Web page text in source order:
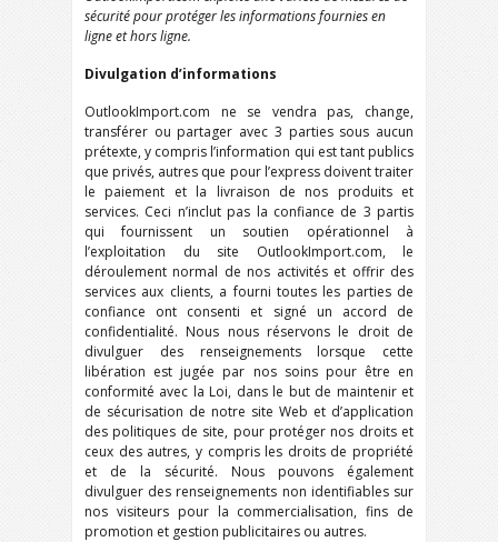
sécurité pour protéger les informations fournies en
ligne et hors ligne.
Divulgation d’informations
OutlookImport.com ne se vendra pas, change,
transférer ou partager avec 3 parties sous aucun
prétexte, y compris l’information qui est tant publics
que privés, autres que pour l’express doivent traiter
le paiement et la livraison de nos produits et
services. Ceci n’inclut pas la confiance de 3 partis
qui fournissent un soutien opérationnel à
l’exploitation du site OutlookImport.com, le
déroulement normal de nos activités et offrir des
services aux clients, a fourni toutes les parties de
confiance ont consenti et signé un accord de
confidentialité. Nous nous réservons le droit de
divulguer des renseignements lorsque cette
libération est jugée par nos soins pour être en
conformité avec la Loi, dans le but de maintenir et
de sécurisation de notre site Web et d’application
des politiques de site, pour protéger nos droits et
ceux des autres, y compris les droits de propriété
et de la sécurité. Nous pouvons également
divulguer des renseignements non identifiables sur
nos visiteurs pour la commercialisation, fins de
promotion et gestion publicitaires ou autres.